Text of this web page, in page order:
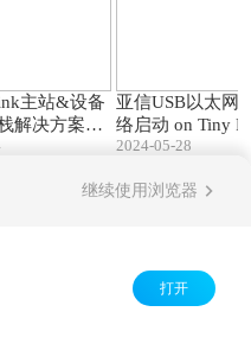
主站&设备
解决方案演
亚信USB以太网
络启动 on Tiny
ver演示视频
2024-05-28
继续使用浏览器
打开